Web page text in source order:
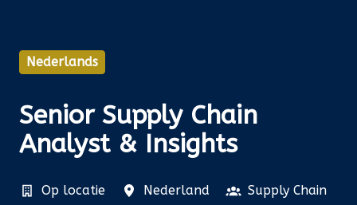
Nederlands
Senior Supply Chain
Analyst & Insights
Op locatie Nederland Supply Chain